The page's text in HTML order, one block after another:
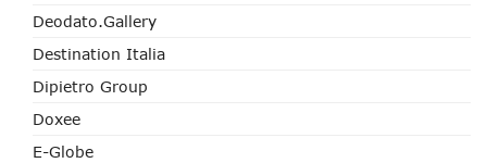
Deodato.Gallery
Destination Italia
Dipietro Group
Doxee
E-Globe